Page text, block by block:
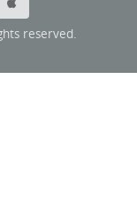
reserved.